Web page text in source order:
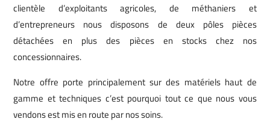
clientèle d’exploitants agricoles, de méthaniers et
d’entrepreneurs nous disposons de deux pôles pièces
détachées en plus des pièces en stocks chez nos
concessionnaires.
Notre offre porte principalement sur des matériels haut de
gamme et techniques c’est pourquoi toutce que nous vous
vendons est mis en route par nos soins.